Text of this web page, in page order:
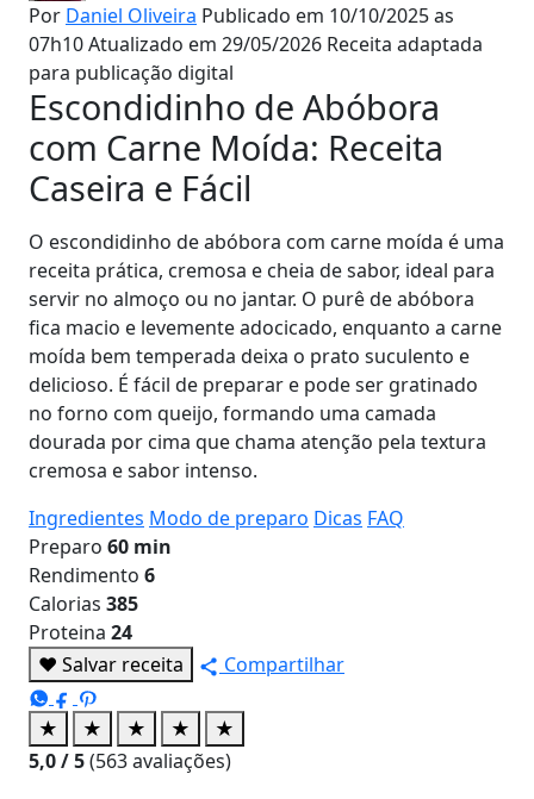
Por Daniel Oliveira Publicado em 10/10/2025 as
07h10Atualizado em 29/05/2026 Receita adaptada
para publicação digital
Escondidinho de Abóbora
com Carne Moída: Receita
Caseira e Fácil
O escondidinho de abóbora com carne moída é uma
receita prática, cremosa e cheia de sabor, ideal para
servir no almoço ou no jantar. O purê de abóbora
fica macio e levemente adocicado, enquanto a carne
moída bem temperada deixa o prato suculento e
delicioso. É fácil de preparar e pode ser gratinado
no forno com queijo, formando uma camada
dourada por cima que chama atenção pela textura
cremosa e sabor intenso.
Ingredientes Modo de preparo Dicas FAQ
Preparo 60 min
Rendimento 6
Calorias 385
Proteina 24
♥ Salvar receita Compartilhar
★ ★ ★ ★
★
5,0/ 5(563avaliações)